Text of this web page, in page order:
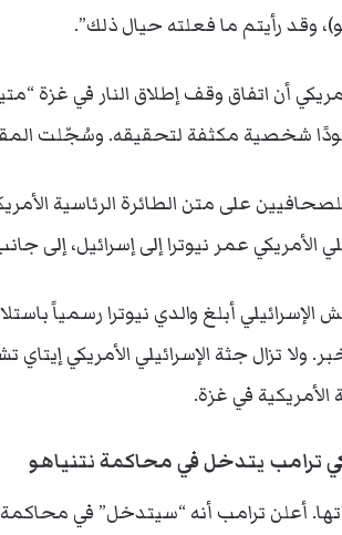
وقد رأيتم ما فعلته حيال ذلك”.
أن اتفاق وقف إطلاق النار في
شخصية مكثفة لتحقيقه. وسُجّلت
على متن الطائرة الرئاسية
الأمريكي عمر نيوترا إلى إسرائيل، إلى
الإسرائيلي أبلغ والدي نيوترا رسمياً
ولا تزال جثة الإسرائيلي الأمريكي
في غزة.
ترامب يتدخل في محاكمة نتنياهو
أعلن ترامب أنه “سيتدخل” في